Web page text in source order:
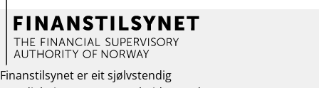
Finanstilsynet er eit sjølvstendig